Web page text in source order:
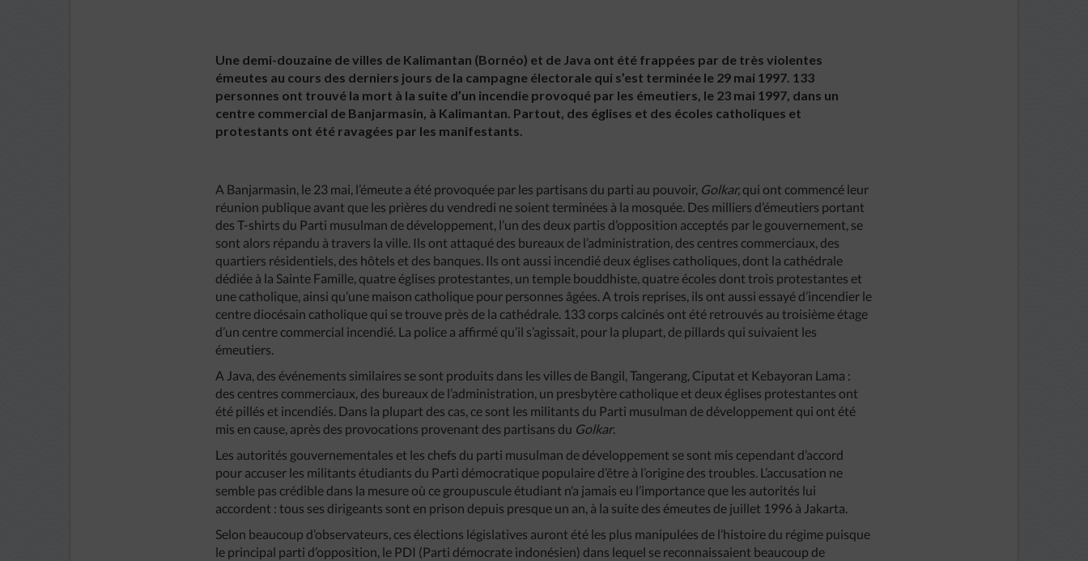
Une demi-douzaine de villes de Kalimantan (Bornéo) et de Java ont été frappées par de très violentes
émeutes au cours des derniers jours de la campagne électorale qui s’est terminée le 29 mai 1997. 133
personnes ont trouvé la mort à la suite d’un incendie provoqué par les émeutiers, le 23 mai 1997, dans un
centre commercial de Banjarmasin, à Kalimantan. Partout, des églises et des écoles catholiques et
protestants ont été ravagées par les manifestants.
A Banjarmasin, le 23 mai, l’émeute a été provoquée par les partisans du parti au pouvoir, Golkar, qui ont commencé leur
réunion publique avant que les prières du vendredi ne soient terminées à la mosquée. Des milliers d’émeutiers portant
des T-shirts du Parti musulman de développement, l’un des deux partis d’opposition acceptés par le gouvernement, se
sont alors répandu à travers la ville. Ils ont attaqué des bureaux de l’administration, des centres commerciaux, des
quartiers résidentiels, des hôtels et des banques. Ils ont aussi incendié deux églises catholiques, dont la cathédrale
dédiée à la Sainte Famille, quatre églises protestantes, un temple bouddhiste, quatre écoles dont trois protestantes et
une catholique, ainsi qu’une maison catholique pour personnes âgées. A trois reprises, ils ont aussi essayé d’incendier le
centre diocésain catholique qui se trouve près de la cathédrale. 133 corps calcinés ont été retrouvés au troisième étage
d’un centre commercial incendié. La police a affirmé qu’il s’agissait, pour la plupart, de pillards qui suivaient les
émeutiers.
A Java, des événements similaires se sont produits dans les villes de Bangil, Tangerang, Ciputat et Kebayoran Lama :
des centres commerciaux, des bureaux de l’administration, un presbytère catholique et deux églises protestantes ont
été pillés et incendiés. Dans la plupart des cas, ce sont les militants du Parti musulman de développement qui ont été
mis en cause, après des provocations provenant des partisans du Golkar.
Les autorités gouvernementales et les chefs du parti musulman de développement se sont mis cependant d’accord
pour accuser les militants étudiants du Parti démocratique populaire d’être à l’origine des troubles. L’accusation ne
semble pas crédible dans la mesure où ce groupuscule étudiant n’a jamais eu l’importance que les autorités lui
accordent : tous ses dirigeants sont en prison depuis presque un an, à la suite des émeutes de juillet 1996 à Jakarta.
Selon beaucoup d’observateurs, ces élections législatives auront été les plus manipulées de l’histoire du régime puisque
le principal parti d’opposition, le PDI (Parti démocrate indonésien) dans lequel se reconnaissaient beaucoup de